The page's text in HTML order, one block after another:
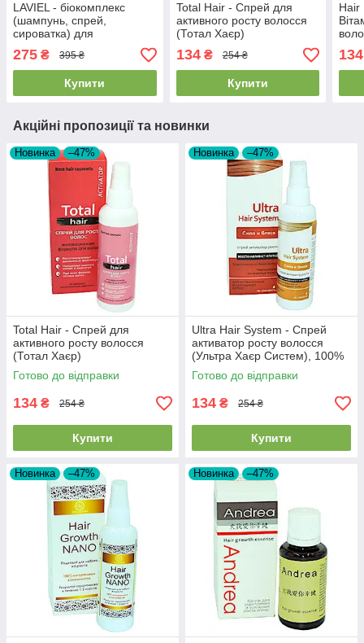
LAVIEL - біокомплекс
(шампунь, спрей,
сироватка) для
ламінування і
кератірованія волосся
(Лавіель)
275 ₴ 395 ₴
Купити
Total Hair - Спрей для
активного росту волосся
(Тотал Хаєр)
134₴ 254 ₴
Купити
Hair
134
Акційні пропозиції та новинки
Новинка –47%
Total Hair - Спрей для
активного росту волосся
(Тотал Хаєр)
Готово до відправки
134 ₴ 254 ₴
Купити
Новинка –47%
Ultra Hair System - Спрей
активатор росту волосся
(Ультра Хаєр Систем), 100%
натуральний склад
Готово до відправки
134 ₴ 254 ₴
Купити
Новинка –47% Новинка –47%